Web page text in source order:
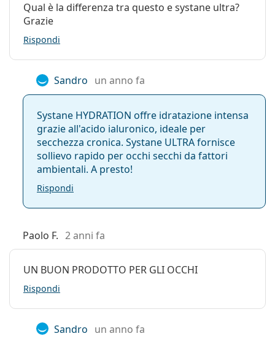
Qual è la differenza tra questo e systane ultra?
Grazie
Rispondi
Sandro un anno fa
Systane HYDRATION offre idratazione intensa
grazie all'acido ialuronico, ideale per
secchezza cronica. Systane ULTRA fornisce
sollievo rapido per occhi secchi da fattori
ambientali. A presto!
Rispondi
Paolo F. 2 anni fa
UN BUON PRODOTTO PER GLI OCCHI
Rispondi
Sandro un anno fa